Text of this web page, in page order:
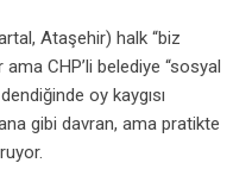
Ataşehir) halk “biz
CHP’li belediye “sosyal
oy kaygısı
gibi davran, ama pratikte